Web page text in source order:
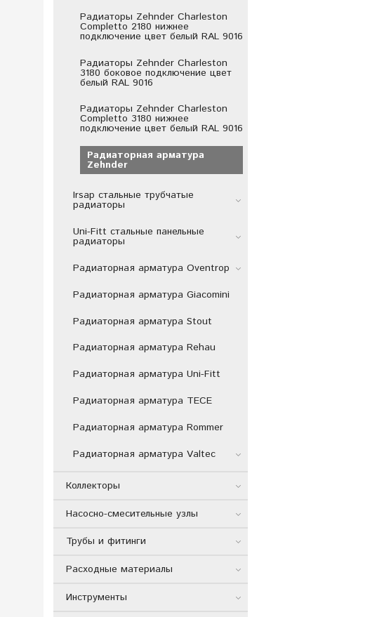
Радиаторы Zehnder Charleston
Completto 2180 нижнее
подключение цвет белый RAL 9016
Радиаторы Zehnder Charleston
3180 боковое подключение цвет
белый RAL 9016
Радиаторы Zehnder Charleston
Completto 3180 нижнее
подключение цвет белый RAL 9016
Радиаторная арматура
Zehnder
Irsap стальные трубчатые
радиаторы
Uni-Fitt стальные панельные
радиаторы
Радиаторная арматура Oventrop
Радиаторная арматура Giacomini
Радиаторная арматура Stout
Радиаторная арматура Rehau
Радиаторная арматура Uni-Fitt
Радиаторная арматура TECE
Радиаторная арматура Rommer
Радиаторная арматура Valtec
Коллекторы
Насосно-смесительные узлы
Трубы и фитинги
Расходные материалы
Инструменты